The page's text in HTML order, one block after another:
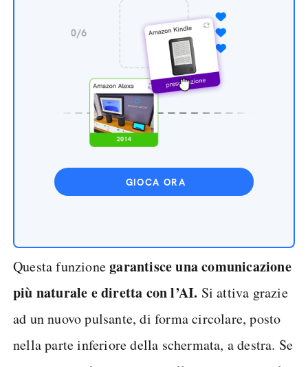
GIOCA ORA
Questa funzionegarantisce una comunicazione
più naturale e diretta con l’AI. Si attiva grazie
ad un nuovo pulsante, di forma circolare, posto
nella parte inferiore della schermata, a destra. Se